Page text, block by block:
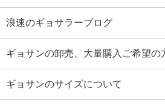
浪速のギョサラーブログ
ギョサンの卸売、大量購入ご希望の
ギョサンのサイズについて